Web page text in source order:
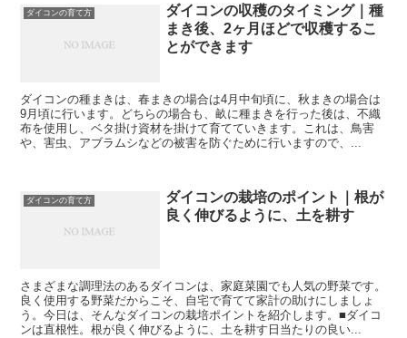
ダイコンの育て方
ダイコンの収穫のタイミング｜種
まき後、2ヶ月ほどで収穫するこ
とができます
ダイコンの種まきは、春まきの場合は4月中旬頃に、秋まきの場合は
9月頃に行います。どちらの場合も、畝に種まきを行った後は、不織
布を使用し、ベタ掛け資材を掛けて育てていきます。これは、鳥害
や、害虫、アブラムシなどの被害を防ぐために行いますので、...
ダイコンの育て方
ダイコンの栽培のポイント｜根が
良く伸びるように、土を耕す
さまざまな調理法のあるダイコンは、家庭菜園でも人気の野菜です。
良く使用する野菜だからこそ、自宅で育てて家計の助けにしましょ
う。今日は、そんなダイコンの栽培ポイントを紹介します。■ダイコ
ンは直根性。根が良く伸びるように、土を耕す日当たりの良い...